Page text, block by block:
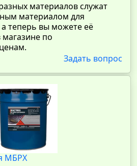
материалов служат
материалом для
теперь вы можете её
магазине по
Задать вопрос
МБРХ